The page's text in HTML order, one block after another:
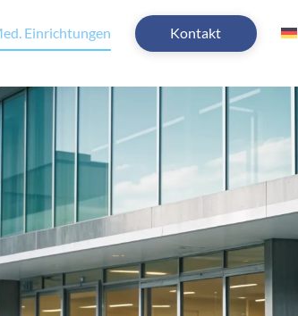
Einrichtungen Kontakt